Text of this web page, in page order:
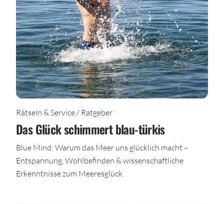
Rätseln & Service / Ratgeber
Das Glück schimmert blau-türkis
Blue Mind: Warum das Meer uns glücklich macht –
Entspannung, Wohlbefinden & wissenschaftliche
Erkenntnisse zum Meeresglück.